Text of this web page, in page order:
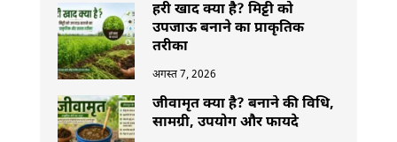
हरी खाद क्या है? मिट्टी को
उपजाऊ बनाने का प्राकृतिक
तरीका
अगस्त 7, 2026
जीवामृत क्या है? बनाने की विधि,
सामग्री, उपयोग और फायदे